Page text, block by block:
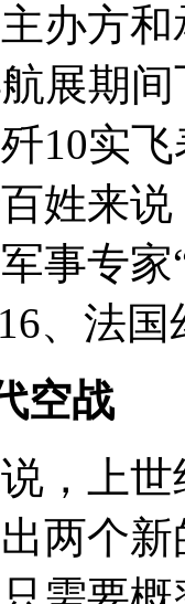
办方
展期
10实
姓来
事专
、法
空战
，上
两个